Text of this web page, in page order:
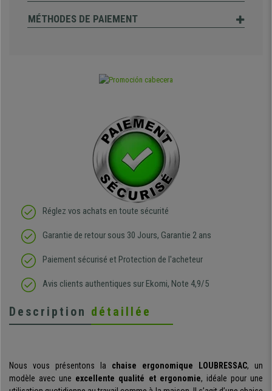
MÉTHODES DE PAIEMENT
Réglez vos achats en toute sécurité
Garantie de retour sous 30 Jours, Garantie 2 ans
Paiement sécurisé et Protection de l'acheteur
Avis clients authentiques sur Ekomi, Note 4,9/5
Description détaillée
Nous vous présentons la chaise ergonomique LOUBRESSAC, un
modèle avec une excellente qualité et ergonomie, idéale pour une